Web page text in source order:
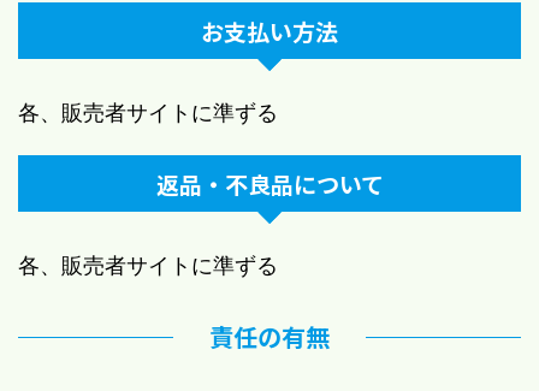
お支払い方法
各、販売者サイトに準ずる
返品・不良品について
各、販売者サイトに準ずる
責任の有無